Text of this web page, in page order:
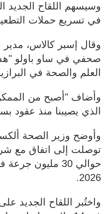
وسيسهم اللقاح
في تسريع حملات
وقال إسبر كالاس، مدير
صحفي في ساو باولو
العلم والصحة في
وأضاف "أصبح من
الذي يصيبنا منذ عقود
وأوضح وزير الصحة
حوالي 30 مليون
2026.